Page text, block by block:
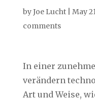
byJoe Lucht| May
comments
In einer
verändern
Art und Weise,